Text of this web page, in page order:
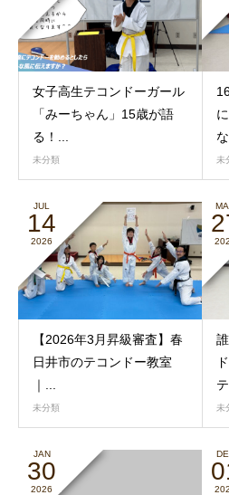
女子高生テコンドーガール
「みーちゃん」15歳が語
る！...
未分類
な
未
JUL
14
2026
【2026年3月昇級審査】春
日井市のテコンドー教室
｜...
未分類 未
JAN
30
2026